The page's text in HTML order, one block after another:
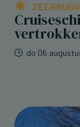
do 06